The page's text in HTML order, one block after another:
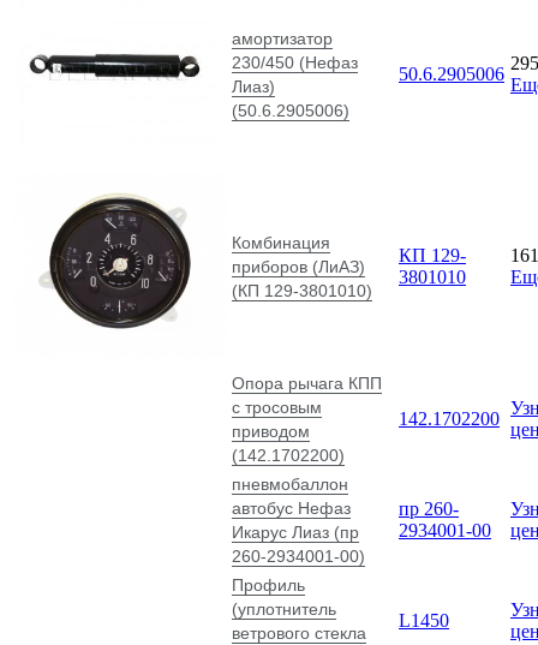
амортизатор
230/450 (Нефаз
Лиаз)
(50.6.2905006)
50.6.2905006
Комбинация
приборов (ЛиАЗ)
(КП 129-3801010)
КП 129-
3801010
Опора рычага КПП
с тросовым
приводом
(142.1702200)
142.1702200
пневмобаллон
автобус Нефаз
Икарус Лиаз (пр
260-2934001-00)
пр 260-
2934001-00
Профиль
(уплотнитель
ветрового стекла
L1450